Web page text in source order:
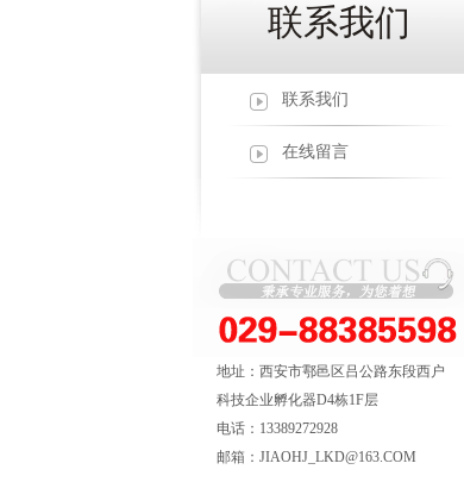
联系我们
联系我们
在线留言
地址：西安市鄠邑区吕公路东段西户
科技企业孵化器D4栋1F层
电话：13389272928
邮箱：JIAOHJ_LKD@163.COM